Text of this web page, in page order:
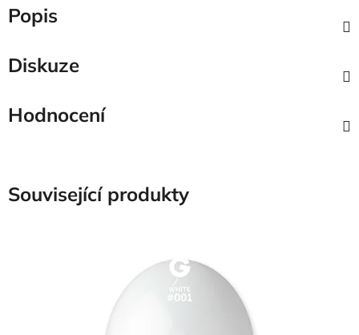
Popis
Diskuze
Hodnocení
Související produkty